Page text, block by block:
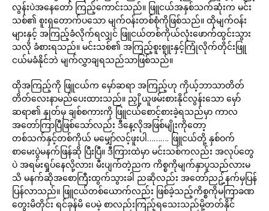
လွန်းပဲအနေတော် ကြည့်ကောင်းသည်။ ဖြူငယ်အနှစ်သက်ဆုံးက မင်း
သစ်၏ စူးရှတောက်ပသော မျက်ဝန်းတစ်စုံကိုဖြစ်သည်။ ထိုမျက်ဝန်း
များနှင့် အကြည့်ခံလိုက်ရလျှင် ဖြူငယ်တစ်ကိုယ်လုံးဖောက်ထွင်းသွား
သလို ခံစားရသည်။ မင်းသစ်၏ အကြည့်စူးစူူးနှင့်ကြုံလိုက်တိုင်းဖြူ
ငယ်မခံနိုင်ဘဲ မျက်လွှာချရသည်သာဖြစ်သည်။
ထိုအကြည့်ကို ဖြူငယ်က မှော်ဆရာ အကြည့်ဟု ကိုယ့်ဘာသာတိတ်
တိတ်လေးနာမည်ပေးထားသည်။ ညှို့ယူဖမ်းစားနိုင်လွန်းသော မှော်
ဆရာ၏ နှုတ်မှ ချစ်စကားကို ဖြူငယ်စောင့်စားခဲ့ရသည်မှာ ကာလ
အတော်ကြာပြီဖြစ်သော်လည်း ဒီနေ့လိုအဖြစ်မျိုးကိုတော့
တစ်သက်နှင့်တစ်ကိုယ် မမျှော်လင့်ဖူးပါ………. ဖြူငယ်တို့ နှစ်ဝက်
စာမေးပွဲမနက်ဖြန်ဆို ပြီးပြီ။ ဒီကြားထဲမှာ မင်းသစ်ကလည်း အလုပ်တွေ
ပဲ အရမ်းရှုပ်နေလို့လား၊ မီးပျက်တဲ့ညက ကိစ္စကိုမျက်နှာပူသည်လားမ
သိ မနက်ဆိုအစောကြီးထွက်သွားခါ ညဆိုလည်း အတော်ညဥ့်နက်မှပြန်
ပြန်လာသည်။ ဖြူငယ်တစ်ယောက်လည်း ဖြစ်ခဲ့သည့်ကိစ္စကိုမကြာခဏ
တွေးမိတိုင်း ရင်ခုန်မိ ပေမဲ့ စာလည်းကြည့်ရသေးသည်မို့တတ်နိုင်